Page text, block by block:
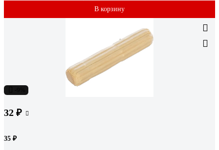
В корзину
32 ₽
35 ₽